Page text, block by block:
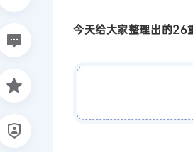
今天给大家整理出的26